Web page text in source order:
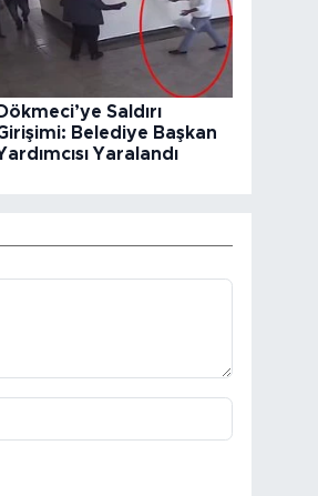
Dökmeci’ye Saldırı
Belediye Başkan
Yaralandı